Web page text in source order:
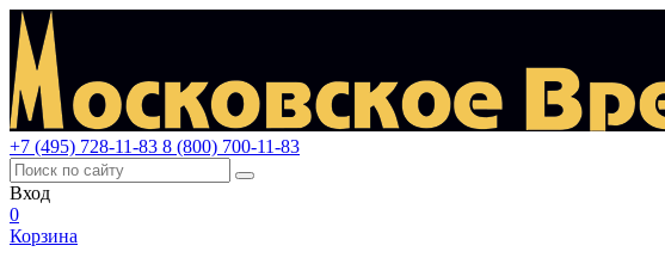
+7 (495) 728-11-83 8 (800) 700-11-83
Вход
0
Корзина